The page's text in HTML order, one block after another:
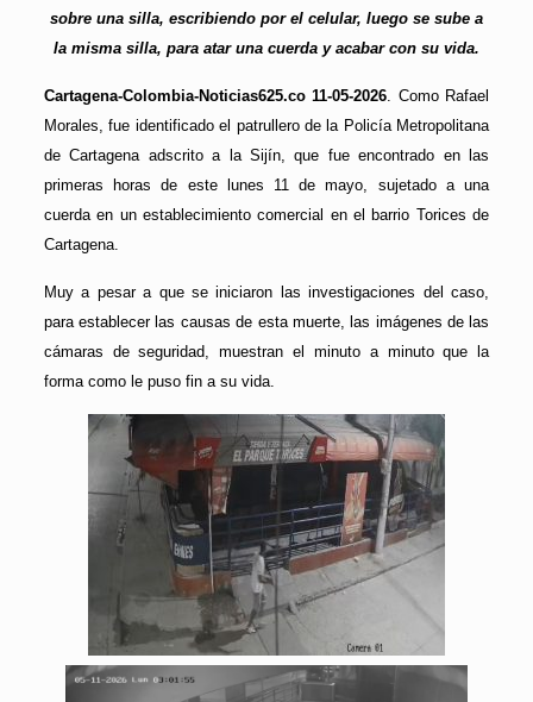
sobre una silla, escribiendo por el celular, luego se sube a
la misma silla, para atar una cuerda y acabar con su vida.
Cartagena-Colombia-Noticias625.co 11-05-2026. Como Rafael
Morales, fue identificado el patrullero de la Policía Metropolitana
de Cartagena adscrito a la Sijín, que fue encontrado en las
primeras horas de este lunes 11 de mayo, sujetado a una
cuerda en un establecimiento comercial en el barrio Torices de
Cartagena.
Muy a pesar a que se iniciaron las investigaciones del caso,
para establecer las causas de esta muerte, las imágenes de las
cámaras de seguridad, muestran el minuto a minuto que la
forma como le puso fin a su vida.